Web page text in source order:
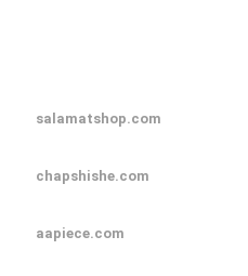
salamatshop.com
chapshishe.com
aapiece.com